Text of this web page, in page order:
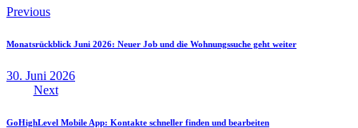
Previous
Monatsrückblick Juni 2026: Neuer Job und die Wohnungssuche geht weiter
30. Juni 2026
Next
GoHighLevel Mobile App: Kontakte schneller finden und bearbeiten